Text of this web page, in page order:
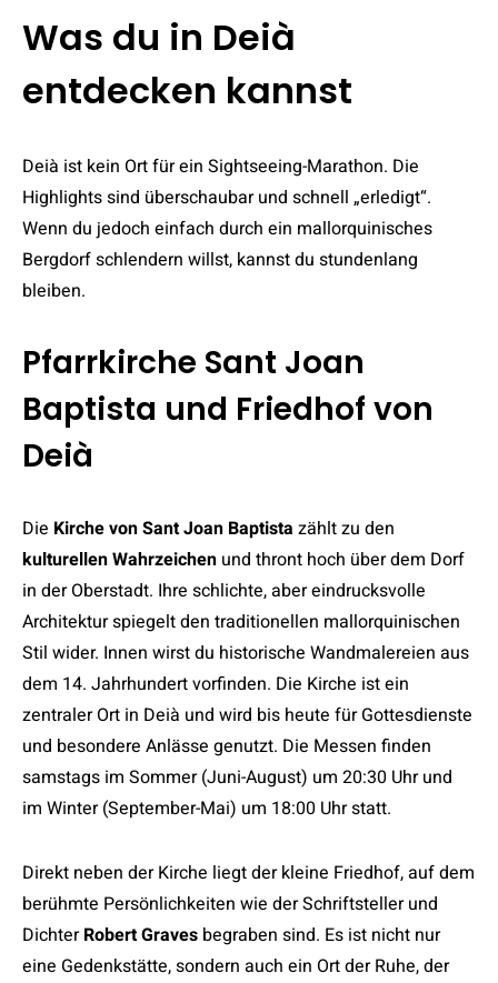
Was du in Deià
entdecken kannst
Deià ist kein Ort für ein Sightseeing-Marathon. Die
Highlights sind überschaubar und schnell „erledigt“.
Wenn du jedoch einfach durch ein mallorquinisches
Bergdorf schlendern willst, kannst du stundenlang
bleiben.
Pfarrkirche Sant Joan
Baptista und Friedhof von
Deià
Die Kirche von Sant Joan Baptista zählt zu den
kulturellen Wahrzeichen und thront hoch über dem Dorf
in der Oberstadt. Ihre schlichte, aber eindrucksvolle
Architektur spiegelt den traditionellen mallorquinischen
Stil wider. Innen wirst du historische Wandmalereien aus
dem 14. Jahrhundert vorfinden. Die Kirche ist ein
zentraler Ort in Deià und wird bis heute für Gottesdienste
und besondere Anlässe genutzt. Die Messen finden
samstags im Sommer (Juni-August) um 20:30 Uhr und
im Winter (September-Mai) um 18:00 Uhr statt.
Direkt neben der Kirche liegt der kleine Friedhof, auf dem
berühmte Persönlichkeiten wie der Schriftsteller und
DichterRobert Graves begraben sind. Es ist nicht nur
eine Gedenkstätte, sondern auch ein Ort der Ruhe, der